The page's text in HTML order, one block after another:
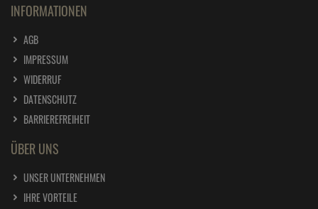
INFORMATIONEN
AGB
IMPRESSUM
WIDERRUF
DATENSCHUTZ
BARRIEREFREIHEIT
ÜBER UNS
UNSER UNTERNEHMEN
IHRE VORTEILE